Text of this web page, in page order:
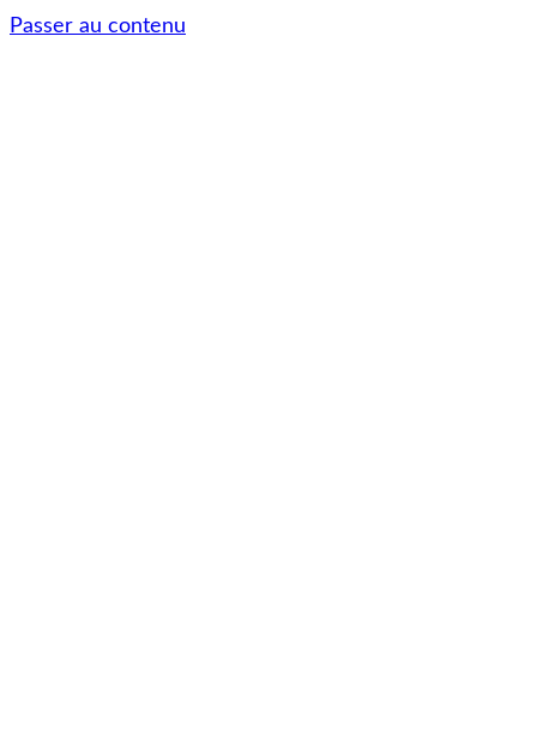
Passer au contenu